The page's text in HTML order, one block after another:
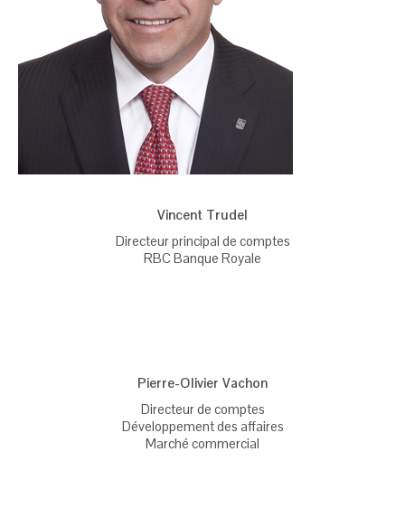
Vincent Trudel
Directeur principal de comptes
RBC Banque Royale
Pierre-Olivier Vachon
Directeur de comptes
Développement des affaires
Marché commercial